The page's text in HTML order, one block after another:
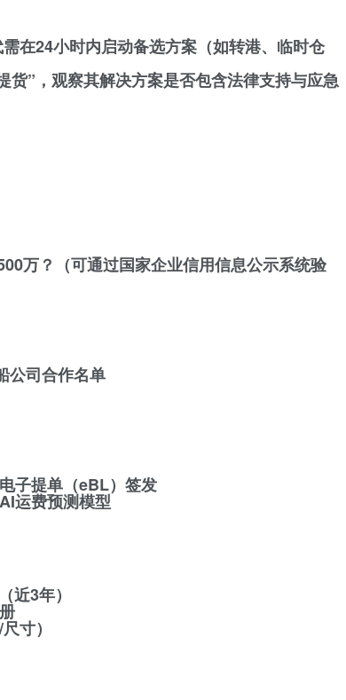
在24小时内启动备选方案（如转港、临时仓
”，观察其解决方案是否包含法律支持与应急
万？（可通过国家企业信用信息公示系统验
公司合作名单
子提单（eBL）签发
运费预测模型
近3年）
寸）